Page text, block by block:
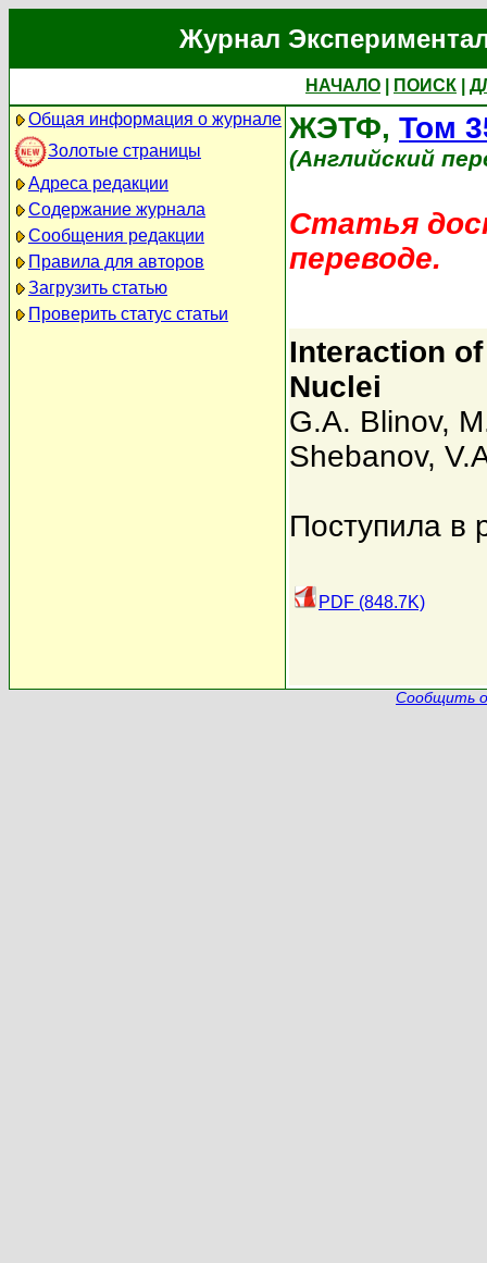
Журнал
НАЧАЛО ПОИСК
Общая информация о журнале
Золотые страницы
Адреса редакции
Содержание журнала
Сообщения редакции
Правила для авторов
Загрузить статью
Проверить статус статьи
ЖЭТФ, Том
(Английский
Статья
переводе.
Interaction
Nuclei
G.A. Blinov,
Shebanov,
Поступила в
PDF (848.7K)
Сообщить о